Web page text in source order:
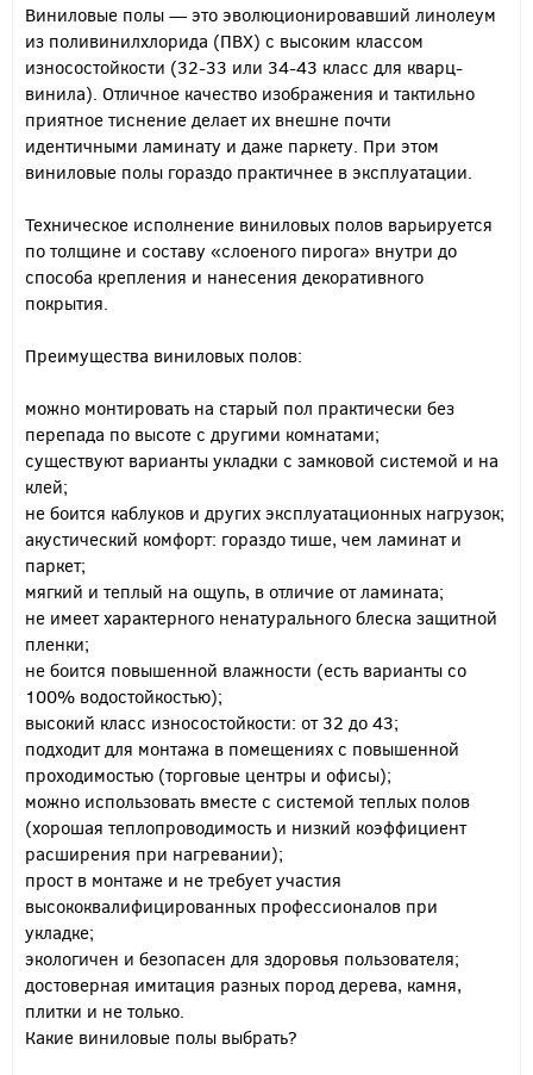
Виниловые полы — это эволюционировавший линолеум
из поливинилхлорида (ПВХ) с высоким классом
износостойкости (32-33 или 34-43 класс для кварц-
винила). Отличное качество изображения и тактильно
приятное тиснение делает их внешне почти
идентичными ламинату и даже паркету. При этом
виниловые полы гораздо практичнее в эксплуатации.
Техническое исполнение виниловых полов варьируется
по толщине и составу «слоеного пирога» внутри до
способа крепления и нанесения декоративного
покрытия.
Преимущества виниловых полов:
можно монтировать на старый пол практически без
перепада по высоте с другими комнатами;
существуют варианты укладки с замковой системой и на
клей;
не боится каблуков и других эксплуатационных нагрузок;
акустический комфорт: гораздо тише, чем ламинат и
паркет;
мягкий и теплый на ощупь, в отличие от ламината;
не имеет характерного ненатурального блеска защитной
пленки;
не боится повышенной влажности (есть варианты со
100% водостойкостью);
высокий класс износостойкости: от 32 до 43;
подходит для монтажа в помещениях с повышенной
проходимостью (торговые центры и офисы);
можно использовать вместе с системой теплых полов
(хорошая теплопроводимость и низкий коэффициент
расширения при нагревании);
прост в монтаже и не требует участия
высококвалифицированных профессионалов при
укладке;
экологичен и безопасен для здоровья пользователя;
достоверная имитация разных пород дерева, камня,
плитки и не только.
Какие виниловые полы выбрать?